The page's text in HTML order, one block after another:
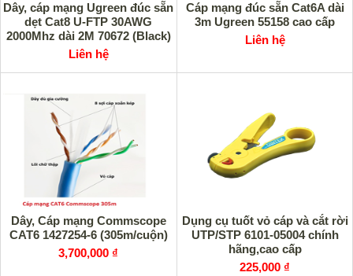
Dây, cáp mạng Ugreen đúc sẵn
dẹt Cat8 U-FTP 30AWG
2000Mhz dài 2M 70672 (Black)
Liên hệ
Cáp mạng đúc sẵn Cat6A dài
3m Ugreen 55158 cao cấp
Liên hệ
Dây, Cáp mạng Commscope
CAT6 1427254-6 (305m/cuộn)
3,700,000 ₫
Dụng cụ tuốt vỏ cáp và cắt rời
UTP/STP 6101-05004 chính
hãng,cao cấp
225,000 ₫